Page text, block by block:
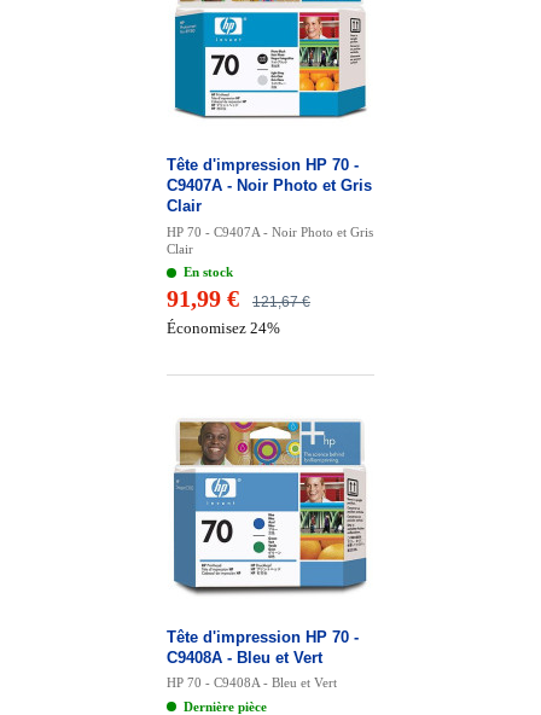
Tête d'impression HP 70 -
C9407A - Noir Photo et Gris
Clair
HP 70 - C9407A - Noir Photo et Gris
Clair
En stock
121,67 €
91,99 €
Économisez 24%
Tête d'impression HP 70 -
C9408A - Bleu et Vert
HP 70 - C9408A - Bleu et Vert
Dernière pièce